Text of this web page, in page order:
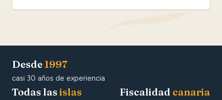
Desde 1997
casi 30 años de experiencia
Todas las islas Fiscalidad canaria